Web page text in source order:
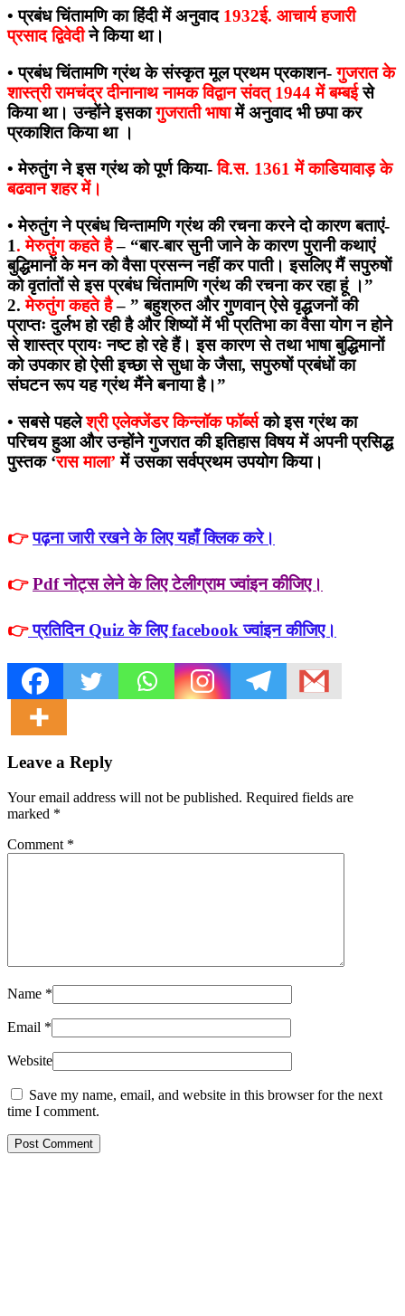
• प्रबंध चिंतामणि का हिंदी में अनुवाद 1932ई. आचार्य हजारी
प्रसाद द्विवेदीने किया था।
• प्रबंध चिंतामणि ग्रंथ के संस्कृत मूल प्रथम प्रकाशन-गुजरात के
शास्त्री रामचंद्र दीनानाथ नामक विद्वान संवत् 1944 में बम्बईसे
किया था। उन्होंने इसकागुजराती भाषामें अनुवाद भी छपा कर
प्रकाशित किया था ।
• मेरुतुंग ने इस ग्रंथ को पूर्ण किया-वि.स. 1361 में काडियावाड़ के
बढवान शहर में।
• मेरुतुंग ने प्रबंध चिन्तामणि ग्रंथ की रचना करने दो कारण बताएं-
1. मेरुतुंग कहते है– “बार-बार सुनी जाने के कारण पुरानी कथाएं
बुद्धिमानों के मन को वैसा प्रसन्न नहीं कर पाती। इसलिए मैं सपुरुषों
को वृतांतों से इस प्रबंध चिंतामणि ग्रंथ की रचना कर रहा हूं ।”
2.मेरुतुंग कहते है– ” बहुश्रुत और गुणवान् ऐसे वृद्धजनों की
प्राप्तः दुर्लभ हो रही है और शिष्यों में भी प्रतिभा का वैसा योग न होने
से शास्त्र प्रायः नष्ट हो रहे हैं। इस कारण से तथा भाषा बुद्धिमानों
को उपकार हो ऐसी इच्छा से सुधा के जैसा, सपुरुषों प्रबंधों का
संघटन रूप यह ग्रंथ मैंने बनाया है।”
•सबसे पहलेश्री एलेक्जेंडर किन्लॉक फॉर्ब्सको इस ग्रंथ का
परिचय हुआ और उन्होंने गुजरात की इतिहास विषय में अपनी प्रसिद्ध
पुस्तक ‘रास माला’ में उसका सर्वप्रथम उपयोग किया।
👉पढ़ना जारी रखने के लिए यहाँ क्लिक करे।
👉Pdf नोट्स लेने के लिए टेलीग्राम ज्वांइन कीजिए।
👉प्रतिदिन Quiz के लिए facebook ज्वांइन कीजिए।
Leave a Reply
Your email address will not be published. Required fields are
marked *
Comment *
Name *
Email *
Website
Save my name, email, and website in this browser for the next
time I comment.